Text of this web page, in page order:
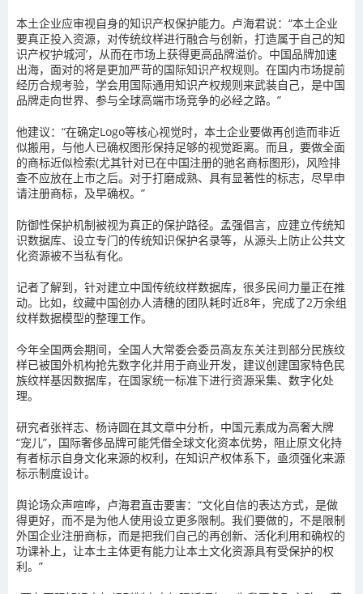
本土企业应审视自身的知识产权保护能力。卢海君说：“本土企业
要真正投入资源，对传统纹样进行融合与创新，打造属于自己的知
识产权‘护城河’，从而在市场上获得更高品牌溢价。中国品牌加速
出海，面对的将是更加严苛的国际知识产权规则。在国内市场提前
经历合规考验，学会用国际通用知识产权规则来武装自己，是中国
品牌走向世界、参与全球高端市场竞争的必经之路。”
他建议：“在确定Logo等核心视觉时，本土企业要做再创造而非近
似搬用，与他人已确权图形保持足够的视觉距离。而且，要做全面
的商标近似检索(尤其针对已在中国注册的驰名商标图形)，风险排
查不应放在上市之后。对于打磨成熟、具有显著性的标志，尽早申
请注册商标，及早确权。”
防御性保护机制被视为真正的保护路径。孟强倡言，应建立传统知
识数据库、设立专门的传统知识保护名录等，从源头上防止公共文
化资源被不当私有化。
记者了解到，针对建立中国传统纹样数据库，很多民间力量正在推
动。比如，纹藏中国创办人清穗的团队耗时近8年，完成了2万余组
纹样数据模型的整理工作。
今年全国两会期间，全国人大常委会委员高友东关注到部分民族纹
样已被国外机构抢先数字化并用于商业开发，建议创建国家特色民
族纹样基因数据库，在国家统一标准下进行资源采集、数字化处
理。
研究者张祥志、杨诗圆在其文章中分析，中国元素成为高奢大牌
“宠儿”，国际奢侈品牌可能凭借全球文化资本优势，阻止原文化持
有者标示自身文化来源的权利，在知识产权体系下，亟须强化来源
标示制度设计。
舆论场众声喧哗，卢海君直击要害：“文化自信的表达方式，是做
得更好，而不是为他人使用设立更多限制。我们要做的，不是限制
外国企业注册商标，而是把我们自己的再创新、活化利用和确权的
功课补上，让本土主体更有能力让本土文化资源具有受保护的权
利。”